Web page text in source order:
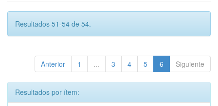
Resultados 51-54 de 54.
Anterior 1 ... 3 4 5 6 Siguiente
Resultados por ítem: